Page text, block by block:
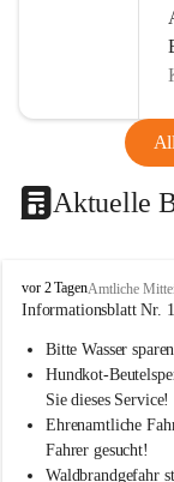
Aktuelle
B
u
h
vor 2 TagenAmtliche
Informationsblatt Nr.
Bitte Wasser
Hundkot-
Sie dieses Service!
Ehrenamtliche
Fahrer gesucht!
Waldbrandgefahr